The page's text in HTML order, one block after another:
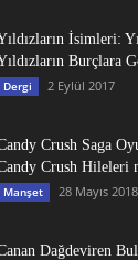
İsimleri:
Burçlara
Dergi 2 Eylül 2017
Crush Saga
Crush Hileleri
Manşet 28 Mayıs 2018
Dağdeviren